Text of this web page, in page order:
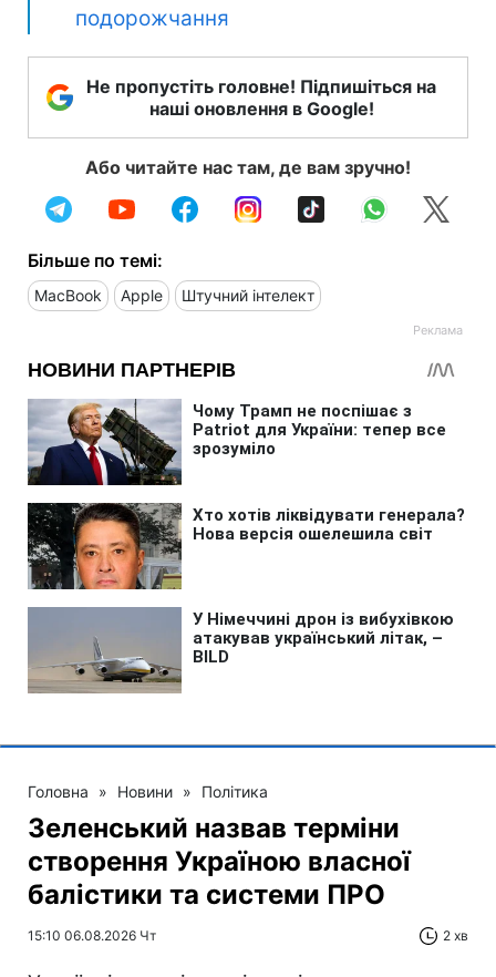
подорожчання
Не пропустіть головне! Підпишіться на
наші оновлення в Google!
Або читайте нас там, де вам зручно!
Більше по темі:
MacBook Apple Штучний інтелект
Головна » Новини » Політика
Зеленський назвав терміни
створення Україною власної
балістики та системи ПРО
15:10 06.08.2026 Чт 2 хв